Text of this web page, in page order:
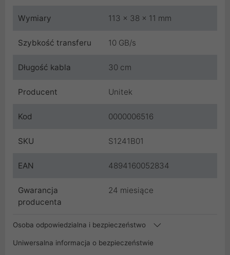
Wymiary 113 x 38 x 11 mm
Szybkość transferu 10 GB/s
Długość kabla 30 cm
Producent Unitek
Kod 0000006516
SKU S1241B01
EAN 4894160052834
Gwarancja
producenta
24 miesiące
Osoba odpowiedzialna i bezpieczeństwo
Uniwersalna informacja o bezpieczeństwie